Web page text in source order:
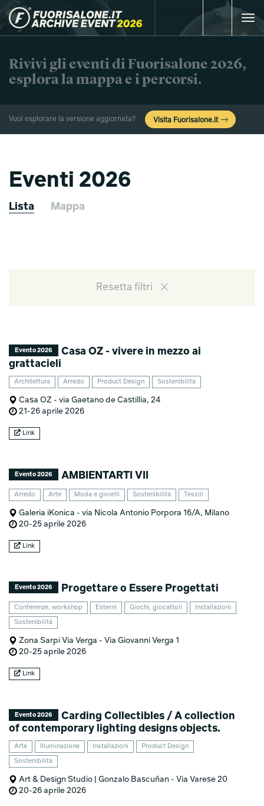
Toggle
Rivivi gli eventi di Fuorisalone 2026,
esplora la mappa e i percorsi.
Vuoi esplorare la versione aggiornata? Visita Fuorisalone.it
Eventi 2026
Lista Mappa
Resetta filtri
Evento 2026
Casa OZ - vivere in mezzo ai
grattacieli
Architettura Arredo Product Design Sostenibilità
Casa OZ - via Gaetano de Castillia, 24
21-26 aprile 2026
Link
Evento 2026 AMBIENTARTI VII
Arredo Arte Moda e gioielli Sostenibilità Tessili
Galeria iKonica - via Nicola Antonio Porpora 16/A, Milano
20-25 aprile 2026
Link
Evento 2026 Progettare o Essere Progettati
Conferenze, workshop Esterni Giochi, giocattoli Installazioni
Sostenibilità
Zona Sarpi Via Verga - Via Giovanni Verga 1
20-25 aprile 2026
Link
Evento 2026
Carding Collectibles / A collection
of contemporary lighting designs objects.
Arte Illuminazione Installazioni Product Design
Sostenibilità
Art & Design Studio | Gonzalo Bascuñan - Via Varese 20
20-26 aprile 2026